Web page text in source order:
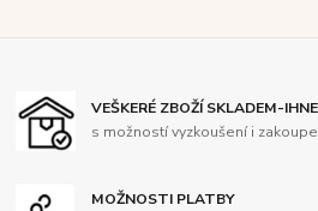
VEŠKERÉ ZBOŽÍ SKLADEM-
s možností vyzkoušení i
MOŽNOSTI PLATBY